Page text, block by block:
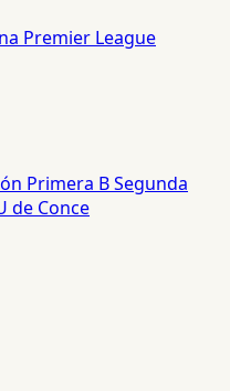
Premier League
Primera BSegunda
de Conce